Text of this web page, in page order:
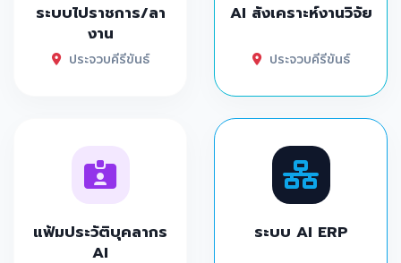
ระบบไปราชการ/ลา
งาน
ประจวบคีรีขันธ์
AI สังเคราะห์งานวิจัย
ประจวบคีรีขันธ์
แฟ้มประวัติบุคลากร
AI
ระบบ AI ERP